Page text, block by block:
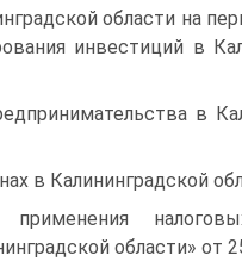
области на
инвестиций в
в
в Калининградской
области» от